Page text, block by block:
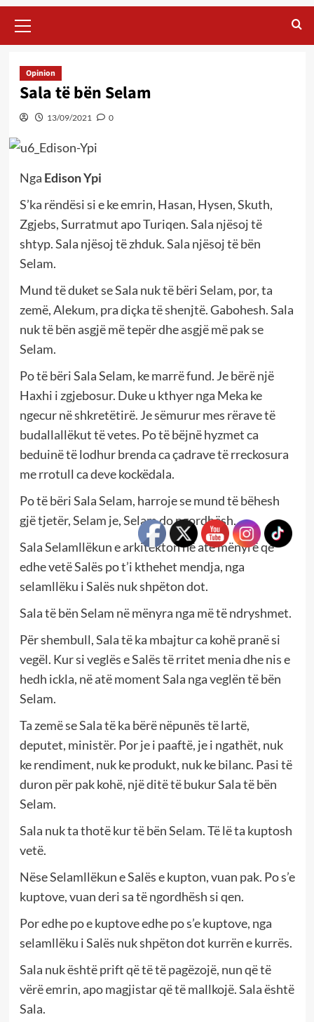
Menu
Opinion
Sala të bën Selam
13/09/2021 0
Nga Edison Ypi
S’ka rëndësi si e ke emrin, Hasan, Hysen, Skuth,
Zgjebs, Surratmut apo Turiqen. Sala njësoj të
shtyp. Sala njësoj të zhduk. Sala njësoj të bën
Selam.
Mund të duket se Sala nuk të bëri Selam, por, ta
zemë, Alekum, pra diçka të shenjtë. Gabohesh. Sala
nuk të bën asgjë më tepër dhe asgjë më pak se
Selam.
Po të bëri Sala Selam, ke marrë fund. Je bërë një
Haxhi i zgjebosur. Duke u kthyer nga Meka ke
ngecur në shkretëtirë. Je sëmurur mes rërave të
budallallëkut të vetes. Po të bëjnë hyzmet ca
beduinë të lodhur brenda ca çadrave të rreckosura
me rrotull ca deve kockëdala.
Po të bëri Sala Selam, harroje se mund të bëhesh
gjë tjetër, Selam je, Selam do ngordhësh.
Sala Selamllëkun e arkitekton në atë mënyrë që
edhe vetë Salës po t’i kthehet mendja, nga
selamllëku i Salës nuk shpëton dot.
Sala të bën Selam në mënyra nga më të ndryshmet.
Për shembull, Sala të ka mbajtur ca kohë pranë si
vegël. Kur si veglës e Salës të rritet menia dhe nis e
hedh ickla, në atë moment Sala nga veglën të bën
Selam.
Ta zemë se Sala të ka bërë nëpunës të lartë,
deputet, ministër. Por je i paaftë, je i ngathët, nuk
ke rendiment, nuk ke produkt, nuk ke bilanc. Pasi të
duron për pak kohë, një ditë të bukur Sala të bën
Selam.
Sala nuk ta thotë kur të bën Selam. Të lë ta kuptosh
vetë.
Nëse Selamllëkun e Salës e kupton, vuan pak. Po s’e
kuptove, vuan deri sa të ngordhësh si qen.
Por edhe po e kuptove edhe po s’e kuptove, nga
selamllëku i Salës nuk shpëton dot kurrën e kurrës.
Sala nuk është prift që të të pagëzojë, nun që të
vërë emrin, apo magjistar që të mallkojë. Sala është
Sala.